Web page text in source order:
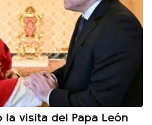
visita del Papa León